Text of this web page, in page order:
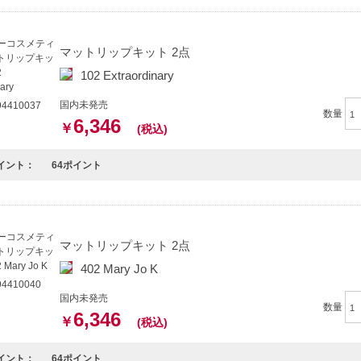
マットリップキット 2点
102 Extraordinary
国内未発売
￥6,346 (税込)
数量
ント： 64ポイント
マットリップキット 2点
402 Mary Jo K
国内未発売
￥6,346 (税込)
数量
ント： 64ポイント